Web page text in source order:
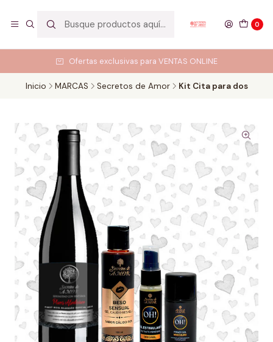
0
Ofertas exclusivas para VENTAS ONLINE
Inicio MARCAS Secretos de Amor Kit Cita para dos